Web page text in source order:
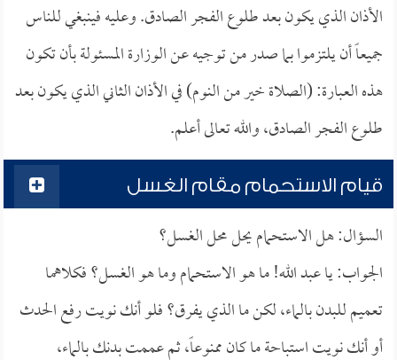
الأذان الذي يكون بعد طلوع الفجر الصادق. وعليه فينبغي للناس
جميعاً أن يلتزموا بما صدر من توجيه عن الوزارة المسئولة بأن تكون
هذه العبارة: (الصلاة خير من النوم) في الأذان الثاني الذي يكون بعد
طلوع الفجر الصادق، والله تعالى أعلم.
قيام الاستحمام مقام الغسل
السؤال: هل الاستحمام يحل محل الغسل؟
الجواب: يا عبد الله! ما هو الاستحمام وما هو الغسل؟ فكلاهما
تعميم للبدن بالماء، لكن ما الذي يفرق؟ فلو أنك نويت رفع الحدث
أو أنك نويت استباحة ما كان ممنوعاً، ثم عممت بدنك بالماء،